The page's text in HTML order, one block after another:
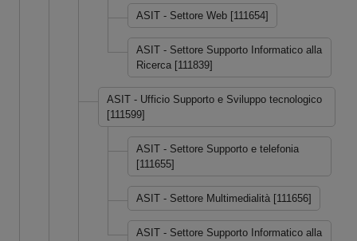
ASIT - Settore Web [111654]
ASIT - Settore Supporto Informatico alla
Ricerca [111839]
ASIT - Ufficio Supporto e Sviluppo tecnologico
[111599]
ASIT - Settore Supporto e telefonia
[111655]
ASIT - Settore Multimedialità [111656]
ASIT - Settore Supporto Informatico alla